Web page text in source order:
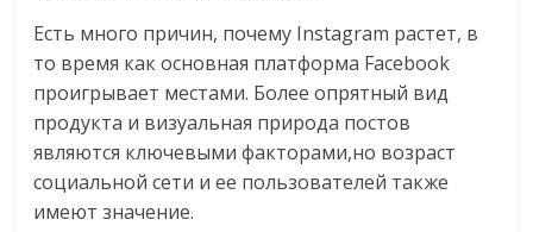
читателем.
Есть много причин, почему Instagram растет, в
то время как основная платформа Facebook
проигрывает местами. Более опрятный вид
продукта и визуальная природа постов
являются ключевыми факторами,но возраст
социальной сети и ее пользователей также
имеют значение.